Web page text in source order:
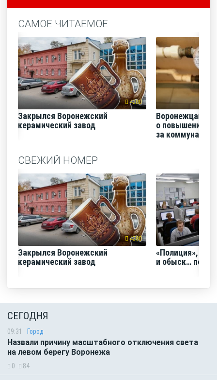
САМОЕ ЧИТАЕМОЕ
4280
Закрылся Воронежский
керамический завод
Воронежцам
о повышении
за
СВЕЖИЙ НОМЕР
4280
Закрылся Воронежский
керамический завод
«Полиция»,
и обыск… по
СЕГОДНЯ
09:31 Город
Назвали причину масштабного отключения света
на левом берегу Воронежа
0 84